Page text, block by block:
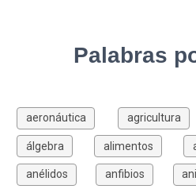
Palabras
aeronáutica agricultura
álgebra alimentos
anélidos anfibios